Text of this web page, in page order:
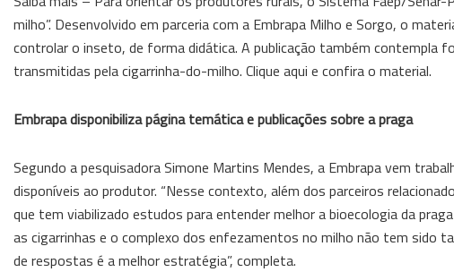
milho”. Desenvolvido em parceria com a Embrapa Milho e Sorgo, o
controlar o inseto, de forma didática. A publicação também contempla
transmitidas pela cigarrinha-do-milho. Clique aqui e confira o material.
Embrapa disponibiliza página temática e publicações sobre a praga
Segundo a pesquisadora Simone Martins Mendes, a Embrapa vem
disponíveis ao produtor. “Nesse contexto, além dos parceiros
que tem viabilizado estudos para entender melhor a bioecologia da
as cigarrinhas e o complexo dos enfezamentos no milho não tem sido
de respostas é a melhor estratégia”, completa.